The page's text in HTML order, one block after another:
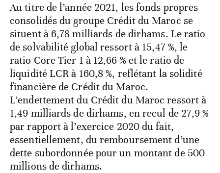
Au titre de l’année 2021, les fonds propres
consolidés du groupe Crédit du Maroc se
situent à 6,78 milliards de dirhams. Le ratio
de solvabilité global ressort à 15,47 %, le
ratio Core Tier 1 à 12,66 % et le ratio de
liquidité LCR à 160,8 %, reflétant la solidité
financière de Crédit du Maroc.
L’endettement du Crédit du Maroc ressort à
1,49 milliards de dirhams, en recul de 27,9 %
par rapport à l’exercice 2020 du fait,
essentiellement, du remboursement d’une
dette subordonnée pour un montant de 500
millions de dirhams.